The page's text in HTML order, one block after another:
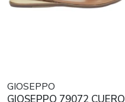
GIOSEPPO